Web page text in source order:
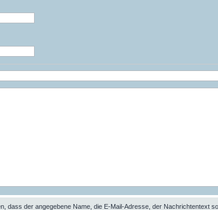
dass der angegebene Name, die E-Mail-Adresse, der Nachrichtentext